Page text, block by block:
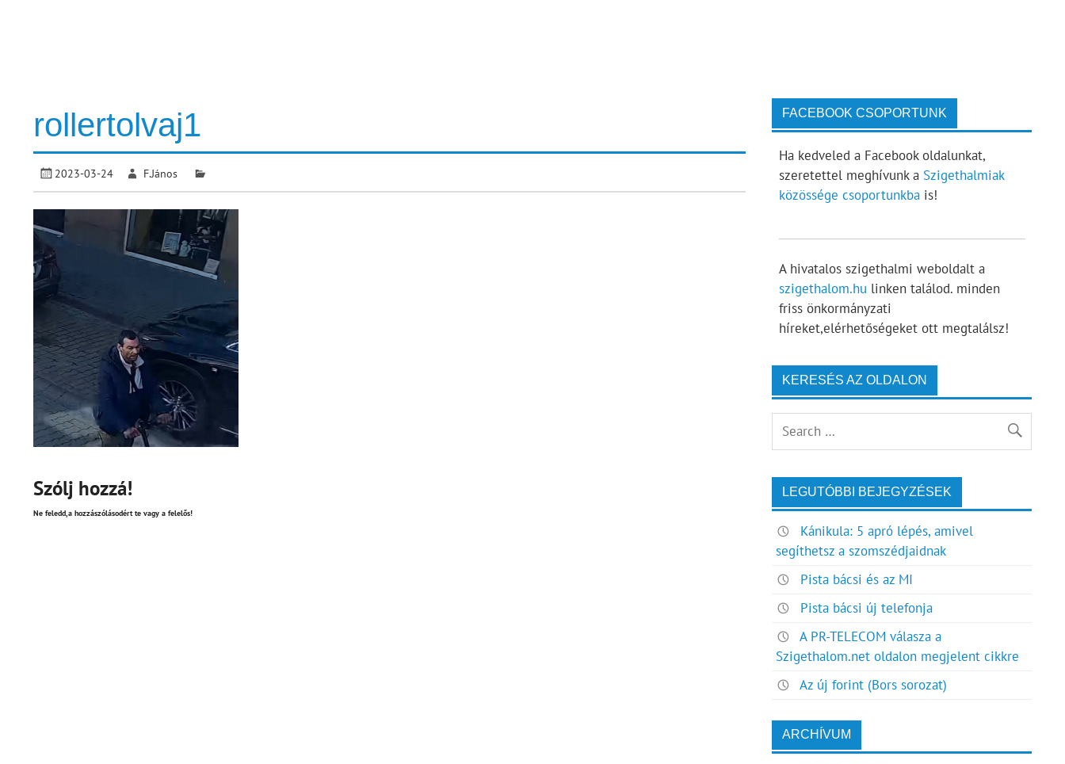
rollertolvaj1
2023-03-24 F.János
Szólj hozzá!
Ne feledd,a hozzászólásodért te vagy a felelős!
FACEBOOK CSOPORTUNK
Ha kedveled a Facebook oldalunkat,
szeretettel meghívunk a Szigethalmiak
közössége csoportunkbais!
A hivatalos szigethalmi weboldalt a
szigethalom.hu linken találod. minden
friss önkormányzati
híreket,elérhetőségeket ott megtalálsz!
KERESÉS AZ OLDALON
LEGUTÓBBI BEJEGYZÉSEK
Kánikula: 5 apró lépés, amivel
segíthetsz a szomszédjaidnak
Pista bácsi és az MI
Pista bácsi új telefonja
A PR-TELECOM válasza a
Szigethalom.net oldalon megjelent cikkre
Az új forint (Bors sorozat)
ARCHÍVUM